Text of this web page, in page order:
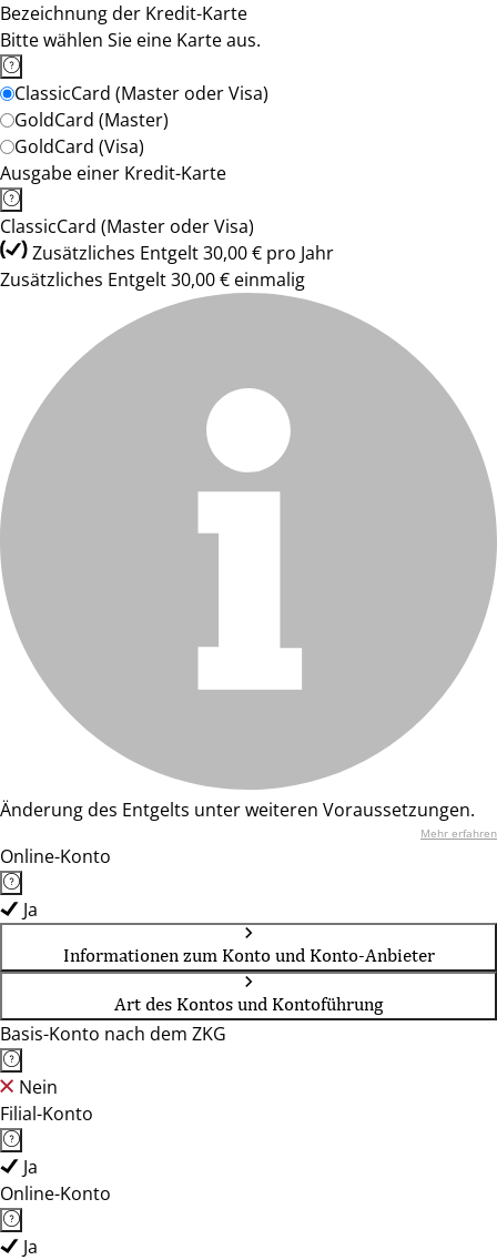
Bezeichnung der Kredit-Karte
Bitte wählen Sie eine Karte aus.
ClassicCard (Master oder Visa)
GoldCard (Master)
GoldCard (Visa)
Ausgabe einer Kredit-Karte
ClassicCard (Master oder Visa)
Zusätzliches Entgelt 30,00 € pro Jahr
Zusätzliches Entgelt 30,00 € einmalig
Änderung des Entgelts unter weiteren Voraussetzungen.
Mehr erfahren
Online-Konto
Ja
Informationen zum Konto und Konto-Anbieter
Art des Kontos und Kontoführung
Basis-Konto nach dem ZKG
Nein
Filial-Konto
Ja
Online-Konto
Ja